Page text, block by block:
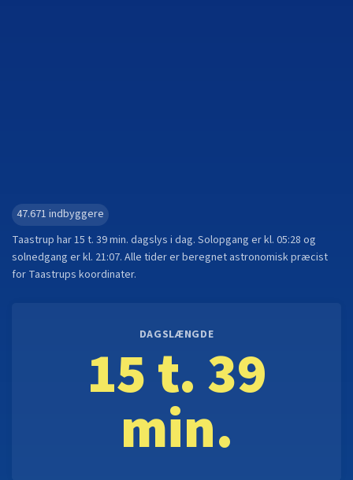
47.671 indbyggere
Taastrup har15 t. 39 min. dagslys i dag. Solopgang er kl. 05:28 og
solnedgang er kl. 21:07. Alle tider er beregnet astronomisk præcist
for Taastrups koordinater.
DAGSLÆNGDE
15 t. 39
min.